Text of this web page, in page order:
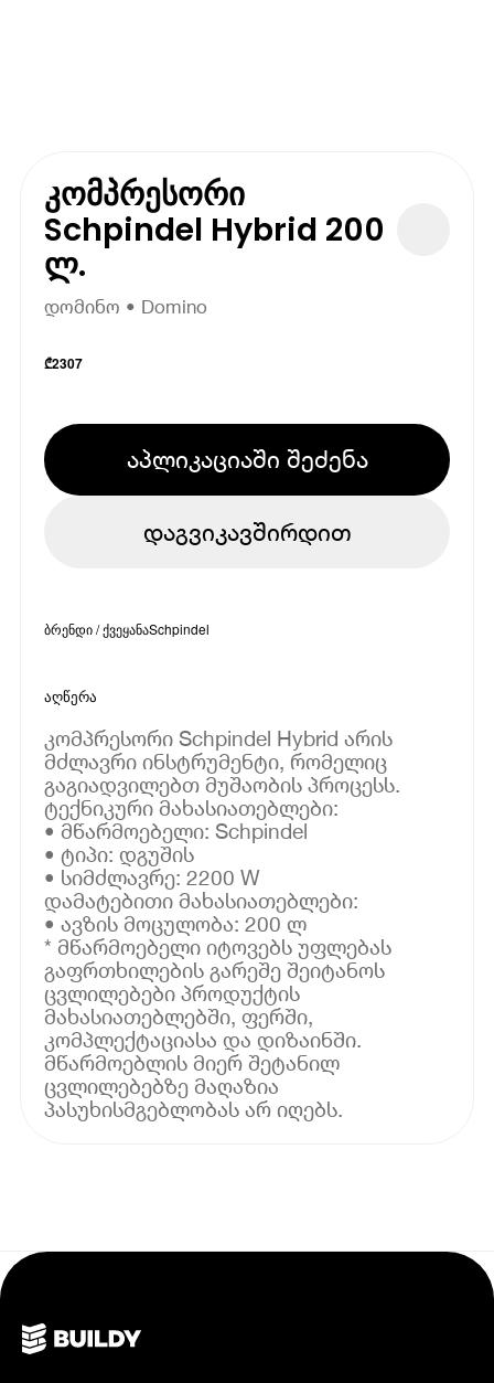
კომპრესორი
Schpindel Hybrid 200
ლ.
დომინო • Domino
₾2307
აპლიკაციაში შეძენა
დაგვიკავშირდით
ბრენდი / ქვეყანაSchpindel
აღწერა
კომპრესორი Schpindel Hybrid არის
მძლავრი ინსტრუმენტი, რომელიც
გაგიადვილებთ მუშაობის პროცესს.
ტექნიკური მახასიათებლები:
• მწარმოებელი: Schpindel
• ტიპი: დგუშის
• სიმძლავრე: 2200 W
დამატებითი მახასიათებლები:
• ავზის მოცულობა: 200 ლ
* მწარმოებელი იტოვებს უფლებას
გაფრთხილების გარეშე შეიტანოს
ცვლილებები პროდუქტის
მახასიათებლებში, ფერში,
კომპლექტაციასა და დიზაინში.
მწარმოებლის მიერ შეტანილ
ცვლილებებზე მაღაზია
პასუხისმგებლობას არ იღებს.